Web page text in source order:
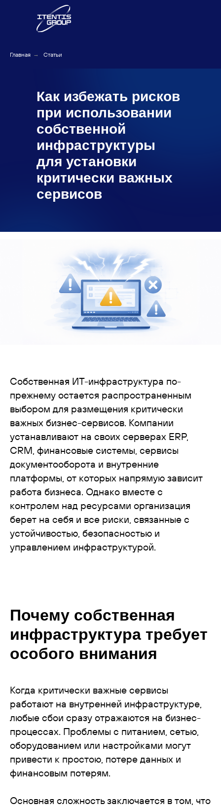
Главная → Статьи
Как избежать рисков
при использовании
собственной
инфраструктуры
для установки
критически важных
сервисов
Собственная ИТ-инфраструктура по-
прежнему остается распространенным
выбором для размещения критически
важных бизнес-сервисов. Компании
устанавливают на своих серверах ERP,
CRM, финансовые системы, сервисы
документооборота и внутренние
платформы, от которых напрямую зависит
работа бизнеса. Однако вместе с
контролем над ресурсами организация
берет на себя и все риски, связанные с
устойчивостью, безопасностью и
управлением инфраструктурой.
Почему собственная
инфраструктура требует
особого внимания
Когда критически важные сервисы
работают на внутренней инфраструктуре,
любые сбои сразу отражаются на бизнес-
процессах. Проблемы с питанием, сетью,
оборудованием или настройками могут
привести к простою, потере данных и
финансовым потерям.
Основная сложность заключается в том, что